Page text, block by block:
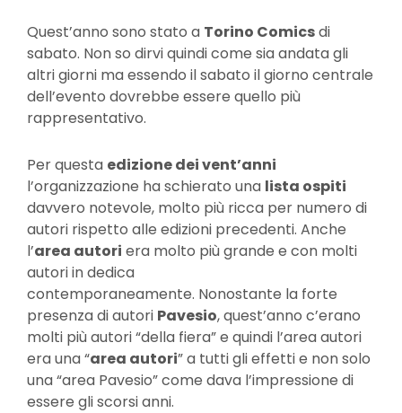
Quest’anno sono stato a Torino Comicsdi
sabato. Non so dirvi quindi come sia andata gli
altri giorni ma essendo il sabato il giorno centrale
dell’evento dovrebbe essere quello più
rappresentativo.
Per questa edizione dei vent’anni
l’organizzazione ha schierato una lista ospiti
davvero notevole, molto più ricca per numero di
autori rispetto alle edizioni precedenti. Anche
l’area autori era molto più grande e con molti
autori in dedica
contemporaneamente. Nonostante la forte
presenza di autori Pavesio, quest’anno c’erano
molti più autori “della fiera” e quindi l’area autori
era una “area autori” a tutti gli effetti e non solo
una “area Pavesio” come dava l’impressione di
essere gli scorsi anni.